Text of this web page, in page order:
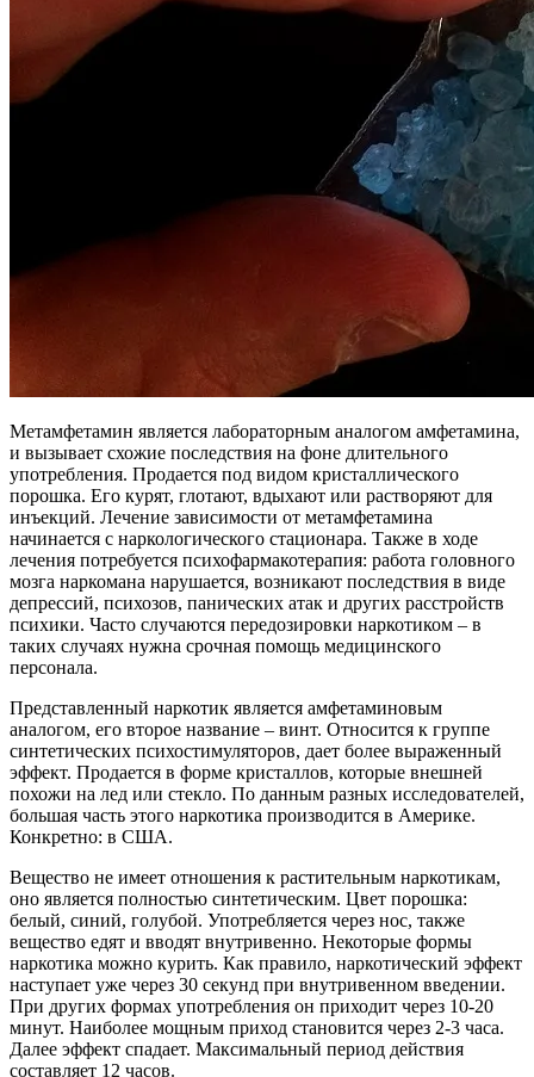
Метамфетамин является лабораторным аналогом амфетамина,
и вызывает схожие последствия на фоне длительного
употребления. Продается под видом кристаллического
порошка. Его курят, глотают, вдыхают или растворяют для
инъекций. Лечение зависимости от метамфетамина
начинается с наркологического стационара. Также в ходе
лечения потребуется психофармакотерапия: работа головного
мозга наркомана нарушается, возникают последствия в виде
депрессий, психозов, панических атак и других расстройств
психики. Часто случаются передозировки наркотиком – в
таких случаях нужна срочная помощь медицинского
персонала.
Представленный наркотик является амфетаминовым
аналогом, его второе название – винт. Относится к группе
синтетических психостимуляторов, дает более выраженный
эффект. Продается в форме кристаллов, которые внешней
похожи на лед или стекло. По данным разных исследователей,
большая часть этого наркотика производится в Америке.
Конкретно: в США.
Вещество не имеет отношения к растительным наркотикам,
оно является полностью синтетическим. Цвет порошка:
белый, синий, голубой. Употребляется через нос, также
вещество едят и вводят внутривенно. Некоторые формы
наркотика можно курить. Как правило, наркотический эффект
наступает уже через 30 секунд при внутривенном введении.
При других формах употребления он приходит через 10-20
минут. Наиболее мощным приход становится через 2-3 часа.
Далее эффект спадает. Максимальный период действия
составляет 12 часов.